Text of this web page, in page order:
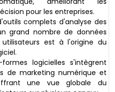
pour les entreprises.
complets d'analyse des
grand nombre de données
est à l'origine du
logicielles s'intègrent
de marketing numérique et
une vue globale du